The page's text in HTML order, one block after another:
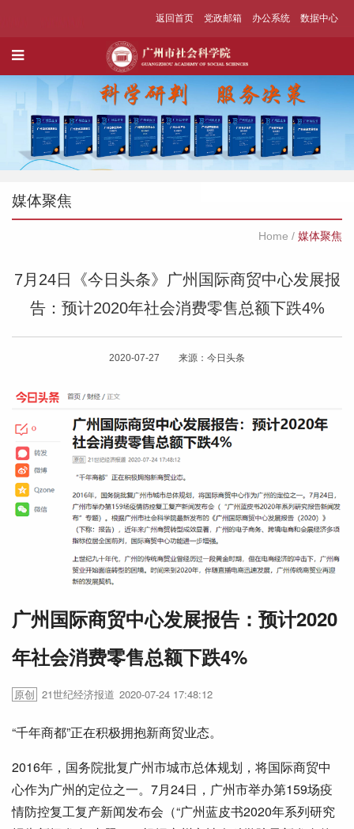
返回首页 党政邮箱 办公系统 数据中心
媒体聚焦
Home / 媒体聚焦
7月24日《今日头条》广州国际商贸中心发展报
告：预计2020年社会消费零售总额下跌4%
2020-07-27 来源：今日头条
广州国际商贸中心发展报告：预计2020
年社会消费零售总额下跌4%
原创 21世纪经济报道 2020-07-24 17:48:12
“千年商都”正在积极拥抱新商贸业态。
2016年，国务院批复广州市城市总体规划，将国际商贸中
心作为广州的定位之一。7月24日，广州市举办第159场疫
情防控复工复产新闻发布会（“广州蓝皮书2020年系列研究